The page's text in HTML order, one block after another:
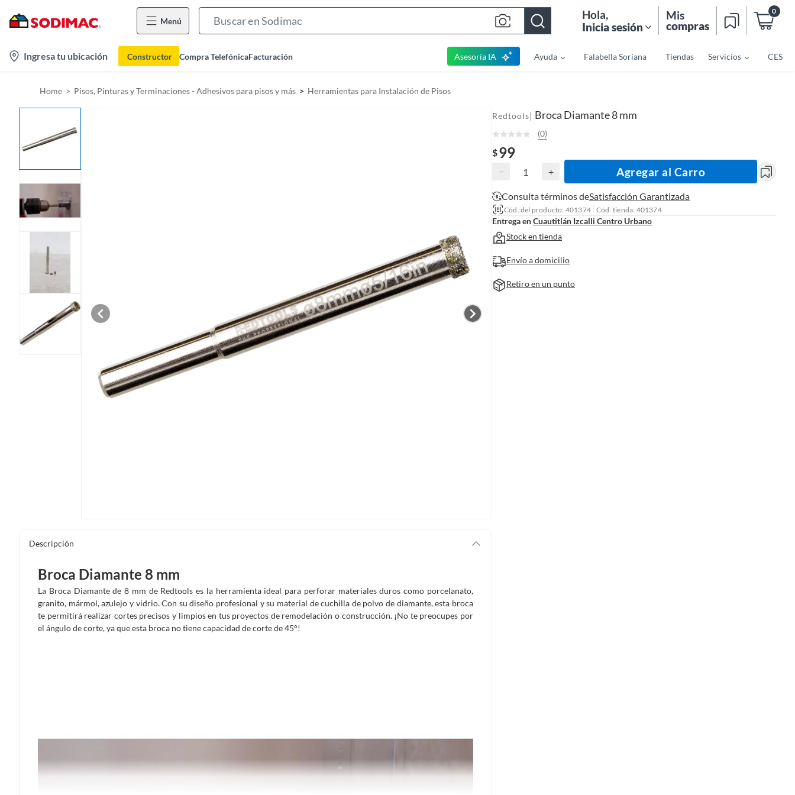
Menú
h
Hola,
Inicia sesión
Mis
compras
0
Ingresa tu ubicación Constructor Compra TelefónicaFacturación Asesoría IA Ayuda Falabella Soriana Tiendas Servicios CES
Home Pisos, Pinturas y Terminaciones - Adhesivos para pisos y más Herramientas para Instalación de Pisos
Descripción
Broca Diamante 8 mm
La Broca Diamante de 8 mm de Redtools es la herramienta ideal para perforar materiales duros como porcelanato,
granito, mármol, azulejo y vidrio. Con su diseño profesional y su material de cuchilla de polvo de diamante, esta broca
te permitirá realizar cortes precisos y limpios en tus proyectos de remodelación o construcción. ¡No te preocupes por
el ángulo de corte, ya que esta broca no tiene capacidad de corte de 45°!
Redtools| Broca Diamante 8 mm
(0)
$99
− + Agregar al Carro
Consulta términos deSatisfacción Garantizada
Cód. del producto: 401374 Cód. tienda: 401374
Entrega enCuautitlán Izcalli Centro Urbano
Stock en tienda
Envío a domicilio
Retiro en un punto